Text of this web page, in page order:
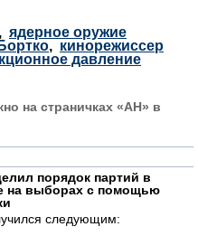
, ядерное оружие
, кинорежиссер
давление
на страничках «АН» в
порядок партий в
на выборах с помощью
следующим: